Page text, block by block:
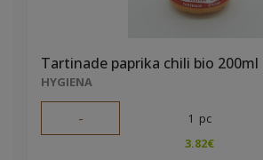
Tartinade paprika chili bio 200ml
HYGIENA
- 1 pc
3.82€